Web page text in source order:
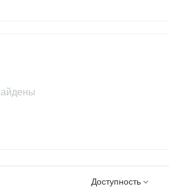
Доступность